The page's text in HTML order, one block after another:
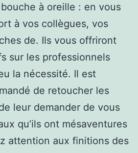
à oreille : en vous
à vos collègues, vos
de. Ils vous offriront
sur les professionnels
la nécessité. Il est
de retoucher les
leur demander de vous
qu’ils ont mésaventures
attention aux finitions des